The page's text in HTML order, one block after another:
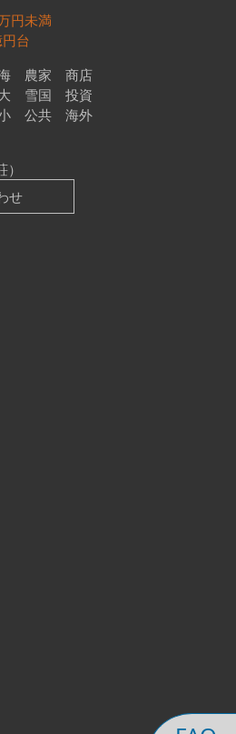
円未満
台
農家
商店
雪国
投資
公共
海外
せ